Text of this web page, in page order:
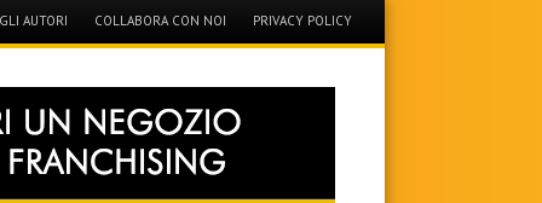
GLI AUTORI COLLABORA CON NOI PRIVACY POLICY